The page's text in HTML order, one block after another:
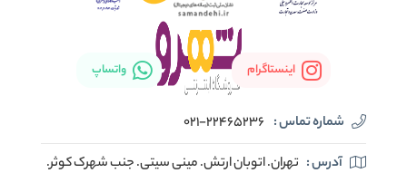
اینستاگرام واتساپ
شماره تماس : 021-22465236
آدرس : تهران. اتوبان ارتش. مینی سیتی. جنب شهرک کوثر.